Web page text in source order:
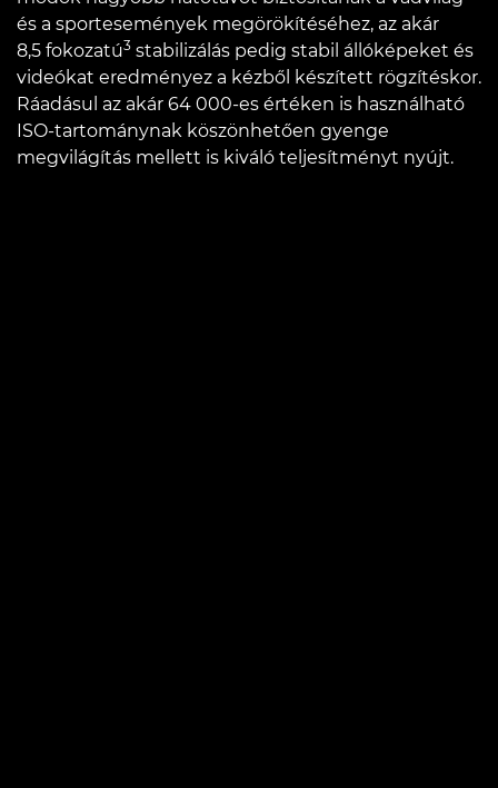
és a sportesemények megörökítéséhez, az akár
8,5 fokozatú3 stabilizálás pedig stabil állóképeket és
videókat eredményez a kézből készített rögzítéskor.
Ráadásul az akár 64 000-es értéken is használható
ISO-tartománynak köszönhetően gyenge
megvilágítás mellett is kiváló teljesítményt nyújt.